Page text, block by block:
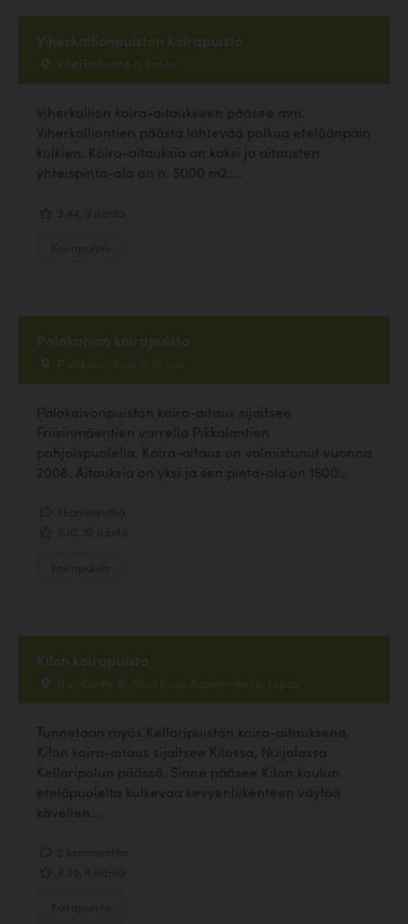
Viherkallionpuiston koirapuisto
Viherkalliontie 11, Espoo
Viherkallion koira-aitaukseen pääsee mm.
Viherkalliontien päästä lähtevää polkua eteläänpäin
kulkien. Koira-aitauksia on kaksi ja aitausten
yhteispinta-ala on n. 5000 m2....
Palokaivon koirapuisto
Palokaivonkuja 8, Espoo
Palokaivonpuiston koira-aitaus sijaitsee
Friisinmäentien varrella Pikkalantien
pohjoispuolella. Koira-aitaus on valmistunut vuonna
2008. Aitauksia on yksi ja sen pinta-ala on 1500...
Kilon koirapuisto
Nuijalantie 16, Kilon koulu Aspelinintiellä, Espoo
Tunnetaan myös Kellaripuiston koira-aitauksena.
Kilon koira-aitaus sijaitsee Kilossa, Nuijalassa
Kellaripolun päässä. Sinne pääsee Kilon koulun
eteläpuolelta kulkevaa kevyenliikenteen väylää
kävellen....